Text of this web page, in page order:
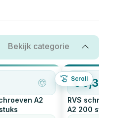
Bekijk categorie
Scroll
A2
stuks
€9,32
RVS
A2 200 stuks